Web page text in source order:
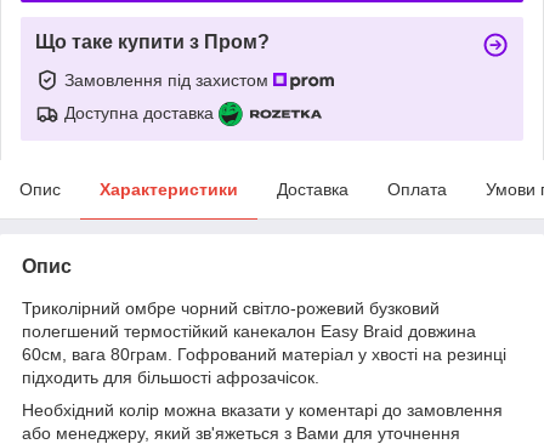
Що таке купити з Пром?
Замовлення під захистом
Доступна доставка
Опис Характеристики Доставка Оплата Умови
Опис
Триколірний омбре чорний світло-рожевий бузковий
полегшений термостійкий канекалон Easy Braid довжина
60см, вага 80грам. Гофрований матеріал у хвості на резинці
підходить для більшості афрозачісок.
Необхідний колір можна вказати у коментарі до замовлення
або менеджеру, який зв'яжеться з Вами для уточнення